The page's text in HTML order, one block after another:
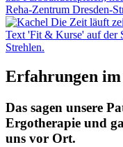
Erfahrungen
Das sagen unsere
Ergotherapie und
uns vor Ort.